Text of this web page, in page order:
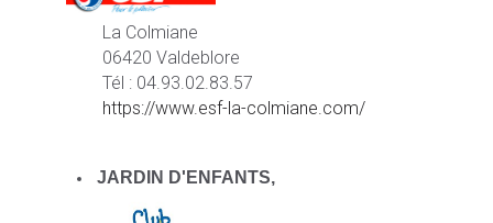
La Colmiane
06420 Valdeblore
Tél : 04.93.02.83.57
https://www.esf-la-colmiane.com/
JARDIN D'ENFANTS,